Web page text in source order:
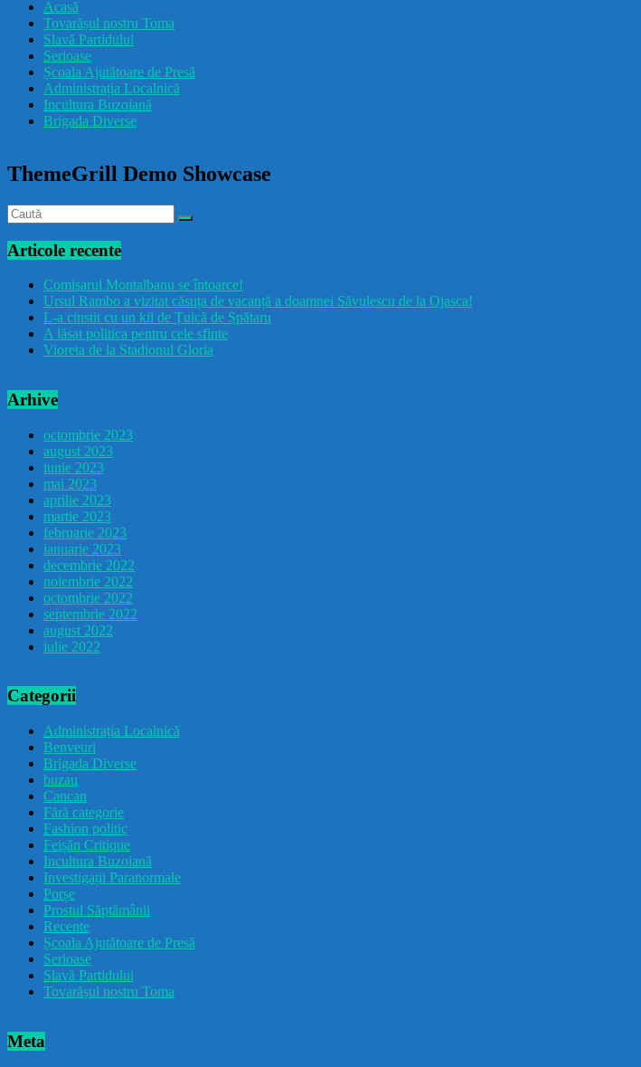
Acasă
Tovarășul nostru Toma
Slavă Partidului
Serioase
Școala Ajutătoare de Presă
Administrația Localnică
Incultura Buzoiană
Brigada Diverse
ThemeGrill Demo Showcase
Articole recente
Comisarul Montalbanu se întoarce!
Ursul Rambo a vizitat căsuța de vacanță a doamnei Săvulescu de la Ojasca!
L-a cinstit cu un kil de Țuică de Spătaru
A lăsat politica pentru cele sfinte
Vioreta de la Stadionul Gloria
Arhive
octombrie 2023
august 2023
iunie 2023
mai 2023
aprilie 2023
martie 2023
februarie 2023
ianuarie 2023
decembrie 2022
noiembrie 2022
octombrie 2022
septembrie 2022
august 2022
iulie 2022
Categorii
Administrația Localnică
Benveuri
Brigada Diverse
buzau
Cancan
Fără categorie
Fashion politic
Feișăn Critique
Incultura Buzoiană
Investigații Paranormale
Porșe
Prostul Săptămânii
Recente
Școala Ajutătoare de Presă
Serioase
Slavă Partidului
Tovarășul nostru Toma
Meta